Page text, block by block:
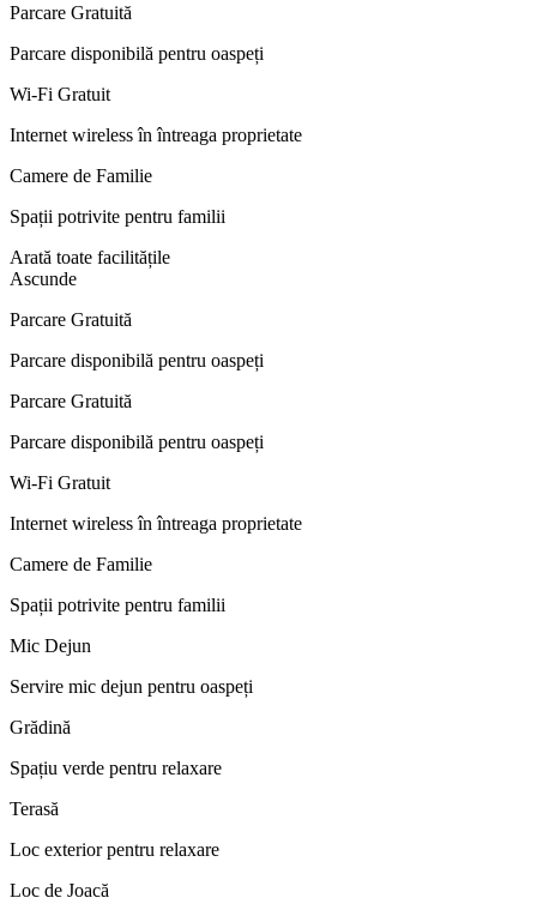
Parcare Gratuită
Parcare disponibilă pentru oaspeți
Wi-Fi Gratuit
Internet wireless în întreaga proprietate
Camere de Familie
Spații potrivite pentru familii
Arată toate facilitățile
Ascunde
Parcare Gratuită
Parcare disponibilă pentru oaspeți
Parcare Gratuită
Parcare disponibilă pentru oaspeți
Wi-Fi Gratuit
Internet wireless în întreaga proprietate
Camere de Familie
Spații potrivite pentru familii
Mic Dejun
Servire mic dejun pentru oaspeți
Grădină
Spațiu verde pentru relaxare
Terasă
Loc exterior pentru relaxare
Loc de Joacă